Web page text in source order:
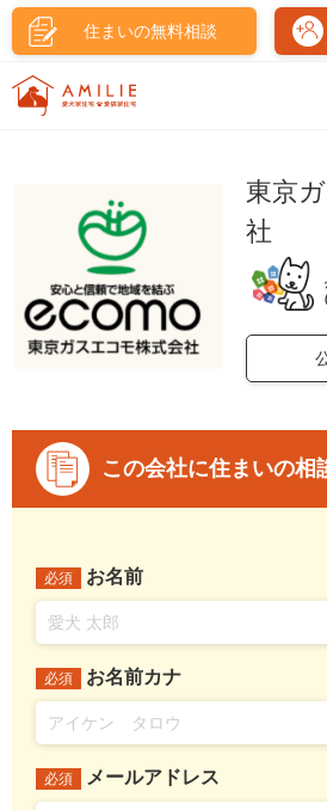
住まいの無料相談
東京
社
この会社に住まいの相
必須 お名前
必須 お名前カナ
必須 メールアドレス